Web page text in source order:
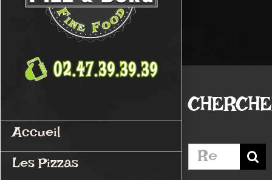
Accueil
Les Pizzas
Rechercher: